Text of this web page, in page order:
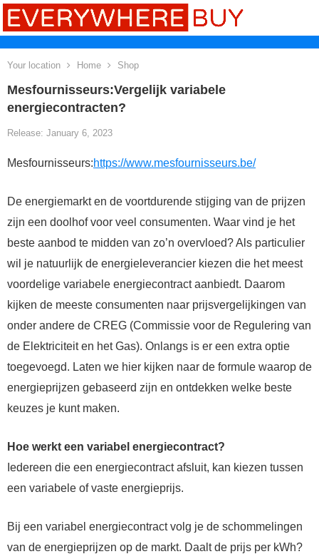
Your location Home Shop
Mesfournisseurs:Vergelijk variabele
energiecontracten?
Release: January 6, 2023
Mesfournisseurs:https://www.mesfournisseurs.be/
De energiemarkt en de voortdurende stijging van de prijzen
zijn een doolhof voor veel consumenten. Waar vind je het
beste aanbod te midden van zo’n overvloed? Als particulier
wil je natuurlijk de energieleverancier kiezen die het meest
voordelige variabele energiecontract aanbiedt. Daarom
kijken de meeste consumenten naar prijsvergelijkingen van
onder andere de CREG (Commissie voor de Regulering van
de Elektriciteit en het Gas). Onlangs is er een extra optie
toegevoegd. Laten we hier kijken naar de formule waarop de
energieprijzen gebaseerd zijn en ontdekken welke beste
keuzes je kunt maken.
Hoe werkt een variabel energiecontract?
Iedereen die een energiecontract afsluit, kan kiezen tussen
een variabele of vaste energieprijs.
Bij een variabel energiecontract volg je de schommelingen
van de energieprijzen op de markt. Daalt de prijs per kWh?